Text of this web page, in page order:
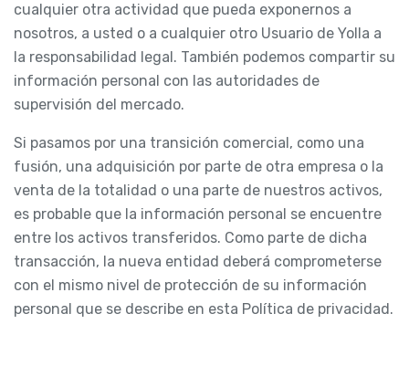
cualquier otra actividad que pueda exponernos a
nosotros, a usted o a cualquier otro Usuario de Yolla a
la responsabilidad legal. También podemos compartir su
información personal con las autoridades de
supervisión del mercado.
Si pasamos por una transición comercial, como una
fusión, una adquisición por parte de otra empresa o la
venta de la totalidad o una parte de nuestros activos,
es probable que la información personal se encuentre
entre los activos transferidos. Como parte de dicha
transacción, la nueva entidad deberá comprometerse
con el mismo nivel de protección de su información
personal que se describe en esta Política de privacidad.